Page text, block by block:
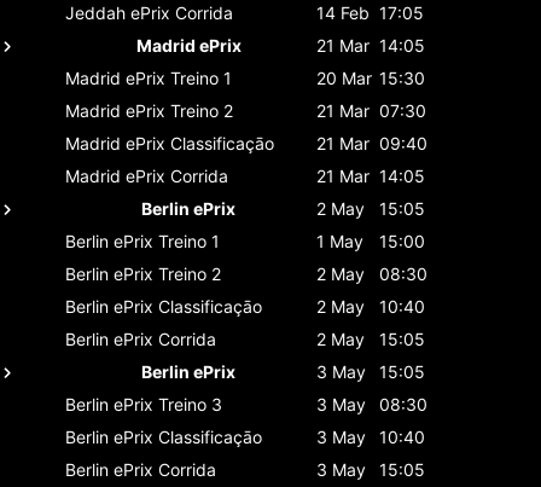
Jeddah ePrix Corrida 14 Feb 17:05
Madrid ePrix
21 Mar 14:05
Madrid ePrix Treino 1 20 Mar 15:30
Madrid ePrix Treino 2 21 Mar 07:30
Madrid ePrix Classificaçāo 21 Mar 09:40
Madrid ePrix Corrida 21 Mar 14:05
Berlin ePrix
2 May
15:05
Berlin ePrix Treino 1 1 May
15:00
Berlin ePrix Treino 2 2 May
08:30
Berlin ePrix Classificaçāo 2 May
10:40
Berlin ePrix Corrida 2 May
15:05
Berlin ePrix
3 May
15:05
Berlin ePrix Treino 3 3 May
08:30
Berlin ePrix Classificaçāo 3 May
10:40
Berlin ePrix Corrida 3 May
15:05